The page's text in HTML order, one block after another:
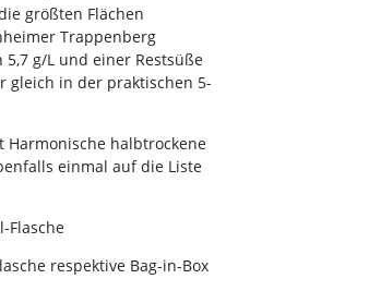
größten Flächen
Trappenberg
g/L und einer Restsüße
gleich in der praktischen 5-
Harmonische halbtrockene
einmal auf die Liste
Flasche
respektive Bag-in-Box